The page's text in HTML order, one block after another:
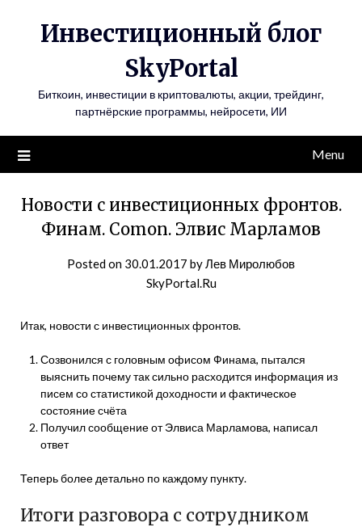
Инвестиционный блог
SkyPortal
Биткоин, инвестиции в криптовалюты, акции, трейдинг,
партнёрские программы, нейросети, ИИ
Menu
Новости с инвестиционных фронтов.
Финам. Comon. Элвис Марламов
Posted on 30.01.2017 byЛев Миролюбов
SkyPortal.Ru
Итак, новости с инвестиционных фронтов.
Созвонился с головным офисом Финама, пытался
выяснить почему так сильно расходится информация из
писем со статистикой доходности и фактическое
состояние счёта
Получил сообщение от Элвиса Марламова, написал
ответ
Теперь более детально по каждому пункту.
Итоги разговора с сотрудником